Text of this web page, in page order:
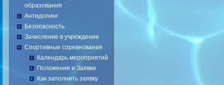
образования
Антидопинг
Безопасность
Зачисление в учреждение
Спортивные соревнования
Календарь мероприятий
Положения и Заявки
Как заполнить заявку